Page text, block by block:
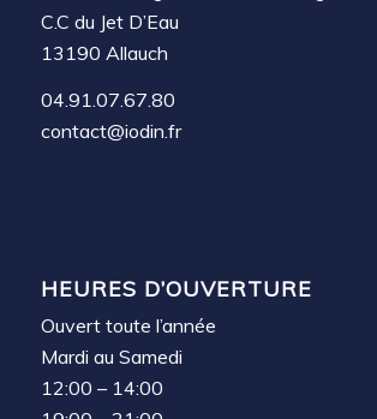
C.C du Jet D’Eau
13190 Allauch
04.91.07.67.80
contact@iodin.fr
HEURES D’OUVERTURE
Ouvert toute l’année
Mardi au Samedi
12:00 – 14:00